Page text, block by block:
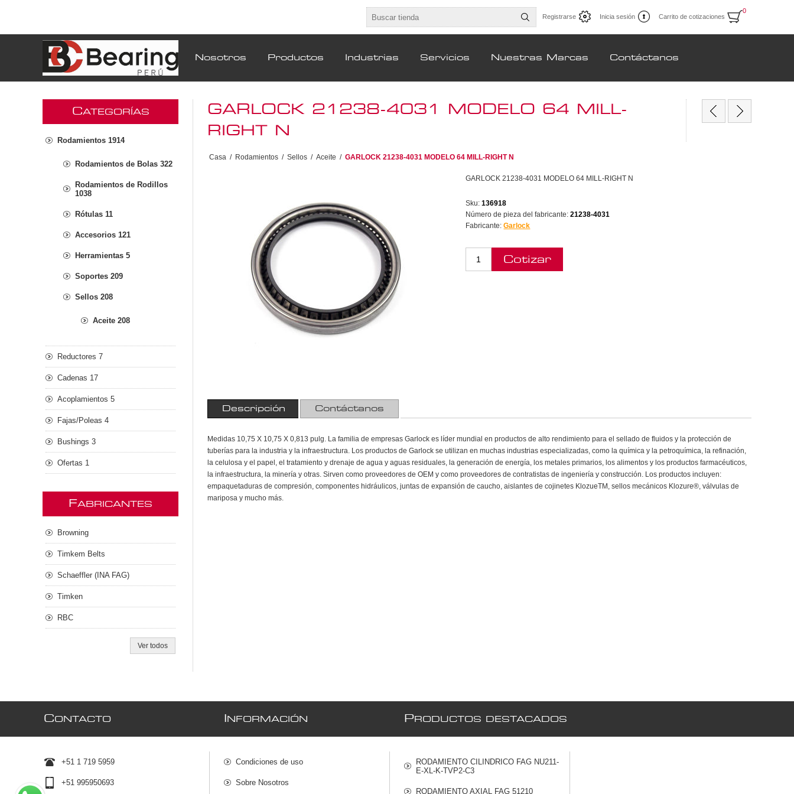
Registrarse Inicia sesión Carrito de cotizaciones
0
Nosotros Productos Industrias Servicios Nuestras Marcas Contáctanos
GARLOCK 21238-4031 MODELO 64 MILL-
RIGHT N
Casa / Rodamientos / Sellos / Aceite / GARLOCK 21238-4031 MODELO 64 MILL-RIGHT N
GARLOCK 21238-4031 MODELO 64 MILL-RIGHT N
Sku: 136918
Número de pieza del fabricante: 21238-4031
Fabricante: Garlock
Descripción Contáctanos
Medidas 10,75 X 10,75 X 0,813 pulg. La familia de empresas Garlock es líder mundial en productos de alto rendimiento para el sellado de fluidos y la protección de
tuberías para la industria y la infraestructura. Los productos de Garlock se utilizan en muchas industrias especializadas, como la química y la petroquímica, la refinación,
la celulosa y el papel, el tratamiento y drenaje de agua y aguas residuales, la generación de energía, los metales primarios, los alimentos y los productos farmacéuticos,
la infraestructura, la minería y otras. Sirven como proveedores de OEM y como proveedores de contratistas de ingeniería y construcción. Los productos incluyen:
empaquetaduras de compresión, componentes hidráulicos, juntas de expansión de caucho, aislantes de cojinetes KlozueTM, sellos mecánicos Klozure®, válvulas de
mariposa y mucho más.
CATEGORÍAS
Rodamientos 1914
Rodamientos de Bolas 322
Rodamientos de Rodillos
1038
Rótulas 11
Accesorios 121
Herramientas 5
Soportes 209
Sellos 208
Aceite 208
Reductores 7
Cadenas 17
Acoplamientos 5
Fajas/Poleas 4
Bushings 3
Ofertas 1
FABRICANTES
Browning
Timkem Belts
Schaeffler (INA FAG)
Timken
RBC
Ver todos
CONTACTO
+51 1 719 5959
+51 995950693
NFORMACIÓN
Condiciones de uso
Sobre Nosotros
PRODUCTOS DESTACADOS
RODAMIENTO CILINDRICO FAG NU211-
E-XL-K-TVP2-C3
RODAMIENTO AXIAL FAG 51210